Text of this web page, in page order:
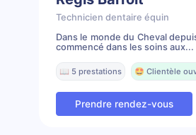
Technicien dentaire équin
Dans le monde du Cheval
commencé dans les soins aux...
📖 5 prestations 🤩 Clientèle
Prendre rendez-vous